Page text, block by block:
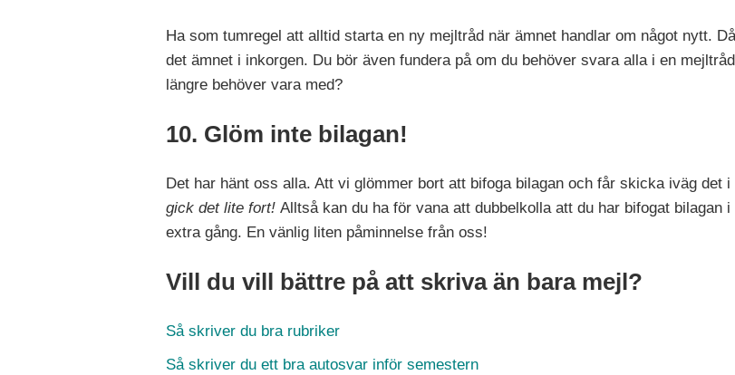
Ha som tumregel att alltid starta en ny mejltråd när ämnet handlar om något nytt.
det ämnet i inkorgen. Du bör även fundera på om du behöver svara alla i en
längre behöver vara med?
10. Glöm inte bilagan!
Det har hänt oss alla. Att vi glömmer bort att bifoga bilagan och får skicka iväg det
gick det lite fort!Alltså kan du ha för vana att dubbelkolla att du har bifogat bilagan
extra gång. En vänlig liten påminnelse från oss!
Vill du vill bättre på att skriva än bara mejl?
Så skriver du bra rubriker
Så skriver du ett bra autosvar inför semestern